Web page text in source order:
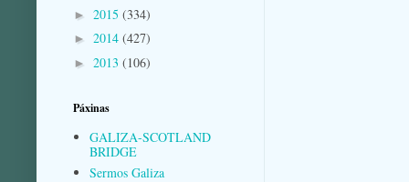
► 2015 (334)
► 2014 (427)
► 2013 (106)
Páxinas
GALIZA-SCOTLAND
BRIDGE
Sermos Galiza